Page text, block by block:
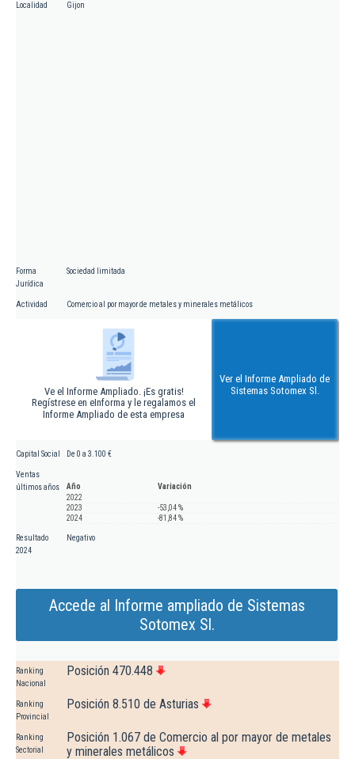
Localidad Gijon
Forma
Jurídica
Sociedad limitada
Actividad Comercio al por mayor de metales y minerales metálicos
Ve el Informe Ampliado. ¡Es gratis!
Regístrese en eInforma y le regalamos el
Informe Ampliado de esta empresa
Ver el Informe Ampliado de
Sistemas Sotomex Sl.
Capital Social De 0 a 3.100 €
Ventas
últimos años
Año
Variación
2022
2023
-53,04 %
2024
-81,84 %
Resultado
2024
Negativo
Accede al Informe ampliado de Sistemas
Sotomex Sl.
Ranking
Nacional
Posición 470.448
Ranking
Provincial
Posición 8.510 de Asturias
Ranking
Sectorial
Posición 1.067 de Comercio al por mayor de metales
y minerales metálicos